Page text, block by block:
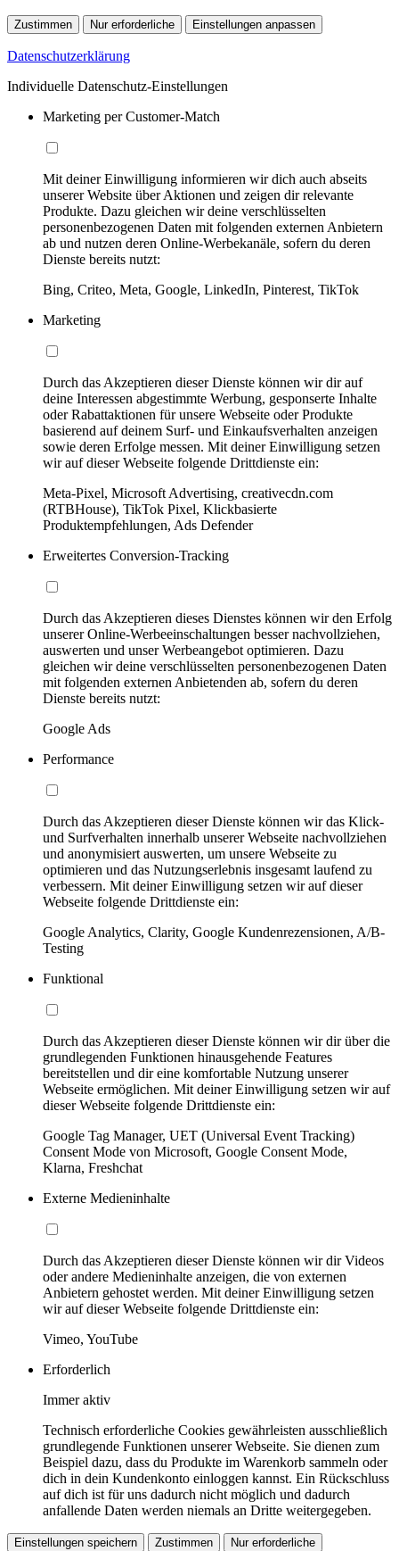
Zustimmen Nur erforderliche Einstellungen anpassen
Datenschutzerklärung
Individuelle Datenschutz-Einstellungen
Marketing per Customer-Match
Mit deiner Einwilligung informieren wir dich auch abseits
unserer Website über Aktionen und zeigen dir relevante
Produkte. Dazu gleichen wir deine verschlüsselten
personenbezogenen Daten mit folgenden externen Anbietern
ab und nutzen deren Online-Werbekanäle, sofern du deren
Dienste bereits nutzt:
Bing, Criteo, Meta, Google, LinkedIn, Pinterest, TikTok
Marketing
Durch das Akzeptieren dieser Dienste können wir dir auf
deine Interessen abgestimmte Werbung, gesponserte Inhalte
oder Rabattaktionen für unsere Webseite oder Produkte
basierend auf deinem Surf- und Einkaufsverhalten anzeigen
sowie deren Erfolge messen. Mit deiner Einwilligung setzen
wir auf dieser Webseite folgende Drittdienste ein:
Meta-Pixel, Microsoft Advertising, creativecdn.com
(RTBHouse), TikTok Pixel, Klickbasierte
Produktempfehlungen, Ads Defender
Erweitertes Conversion-Tracking
Durch das Akzeptieren dieses Dienstes können wir den Erfolg
unserer Online-Werbeeinschaltungen besser nachvollziehen,
auswerten und unser Werbeangebot optimieren. Dazu
gleichen wir deine verschlüsselten personenbezogenen Daten
mit folgenden externen Anbietenden ab, sofern du deren
Dienste bereits nutzt:
Google Ads
Performance
Durch das Akzeptieren dieser Dienste können wir das Klick-
und Surfverhalten innerhalb unserer Webseite nachvollziehen
und anonymisiert auswerten, um unsere Webseite zu
optimieren und das Nutzungserlebnis insgesamt laufend zu
verbessern. Mit deiner Einwilligung setzen wir auf dieser
Webseite folgende Drittdienste ein:
Google Analytics, Clarity, Google Kundenrezensionen, A/B-
Testing
Funktional
Durch das Akzeptieren dieser Dienste können wir dir über die
grundlegenden Funktionen hinausgehende Features
bereitstellen und dir eine komfortable Nutzung unserer
Webseite ermöglichen. Mit deiner Einwilligung setzen wir auf
dieser Webseite folgende Drittdienste ein:
Google Tag Manager, UET (Universal Event Tracking)
Consent Mode von Microsoft, Google Consent Mode,
Klarna, Freshchat
Externe Medieninhalte
Durch das Akzeptieren dieser Dienste können wir dir Videos
oder andere Medieninhalte anzeigen, die von externen
Anbietern gehostet werden. Mit deiner Einwilligung setzen
wir auf dieser Webseite folgende Drittdienste ein:
Vimeo, YouTube
Erforderlich
Immer aktiv
Technisch erforderliche Cookies gewährleisten ausschließlich
grundlegende Funktionen unserer Webseite. Sie dienen zum
Beispiel dazu, dass du Produkte im Warenkorb sammeln oder
dich in dein Kundenkonto einloggen kannst. Ein Rückschluss
auf dich ist für uns dadurch nicht möglich und dadurch
anfallende Daten werden niemals an Dritte weitergegeben.
Einstellungen speichern Zustimmen Nur erforderliche